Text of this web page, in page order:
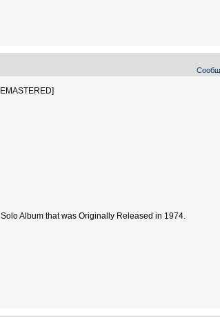
Album that was Originally Released in 1974.